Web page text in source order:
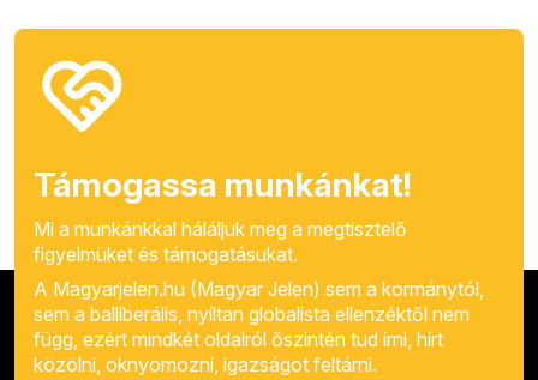
Támogassa munkánkat!
Mi a munkánkkal háláljuk meg a megtisztelő
figyelmüket és támogatásukat.
A Magyarjelen.hu (Magyar Jelen) sem a kormánytól,
sem a balliberális, nyíltan globalista ellenzéktől nem
függ, ezért mindkét oldalról őszintén tud írni, hírt
közölni, oknyomozni, igazságot feltárni.